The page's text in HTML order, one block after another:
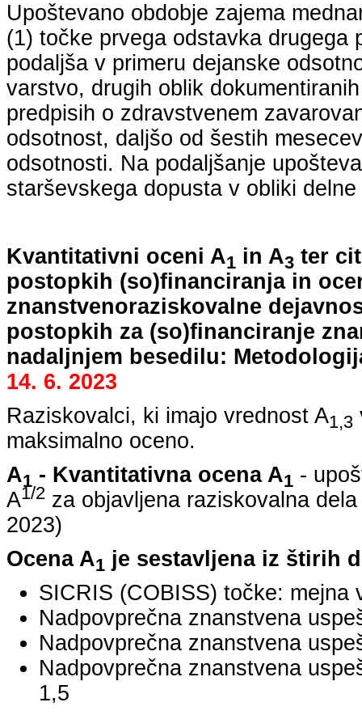
Upoštevano obdobje zajema
(1) točke prvega odstavka drugega
podaljša v primeru dejanske
varstvo, drugih oblik
predpisih o zdravstvenem
odsotnost, daljšo od šestih
odsotnosti. Na podaljšanje
starševskega dopusta v obliki
Kvantitativni oceni A1 in A3 ter
postopkih (so)financiranja in
znanstvenoraziskovalne
postopkih za (so)financiranje
nadaljnjem besedilu:
14. 6. 2023
Raziskovalci, ki imajo vrednost A1,3
maksimalno oceno.
A1 - Kvantitativna ocena A1 -
A1/2 za objavljena raziskovalna
2023)
Ocena A1 je sestavljena iz štirih
SICRIS (COBISS) točke: mejna
Nadpovprečna znanstvena
Nadpovprečna znanstvena
Nadpovprečna znanstvena
1,5